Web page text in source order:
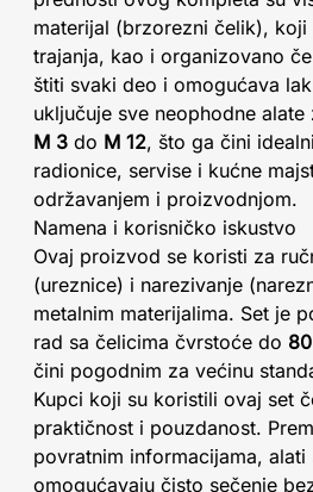
materijal (brzorezni čelik),
trajanja, kao i organizovano
štiti svaki deo i omogućava
uključuje sve neophodne
M 3 do M 12, što ga čini
radionice, servise i kućne
održavanjem i proizvodnjom.
Namena i korisničko iskustvo
Ovaj proizvod se koristi za
(ureznice) i narezivanje
metalnim materijalima. Set je
rad sa čelicima čvrstoće do
čini pogodnim za većinu
Kupci koji su koristili ovaj set
praktičnost i pouzdanost.
povratnim informacijama, alati
omogućavaju čisto sečenje